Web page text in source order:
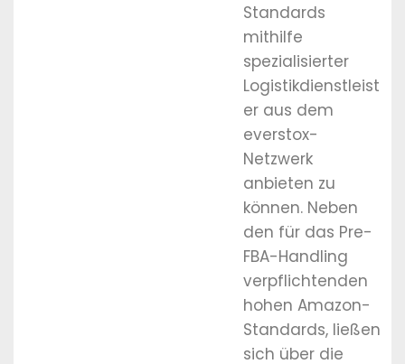
Standards
mithilfe
spezialisierter
Logistikdienstleist
er aus dem
everstox-
Netzwerk
anbieten zu
können. Neben
den für das Pre-
FBA-Handling
verpflichtenden
hohen Amazon-
Standards, ließen
sich über die